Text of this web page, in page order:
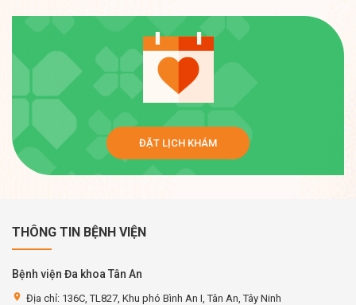
ĐẶT LỊCH KHÁM
THÔNG TIN BỆNH VIỆN
Bệnh viện Đa khoa Tân An
location_on Địa chỉ: 136C, TL827, Khu phó Bình An I, Tân An, Tây Ninh